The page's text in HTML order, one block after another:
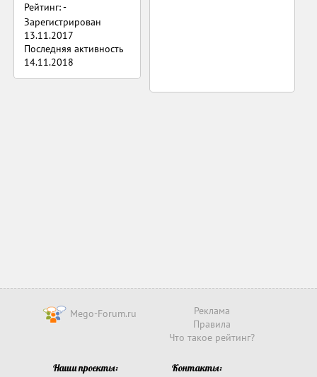
Рейтинг: -
Зарегистрирован
13.11.2017
Последняя активность
14.11.2018
Mego-Forum.ru
Реклама
Правила
Что такое рейтинг?
Наши проекты:
Контакты: